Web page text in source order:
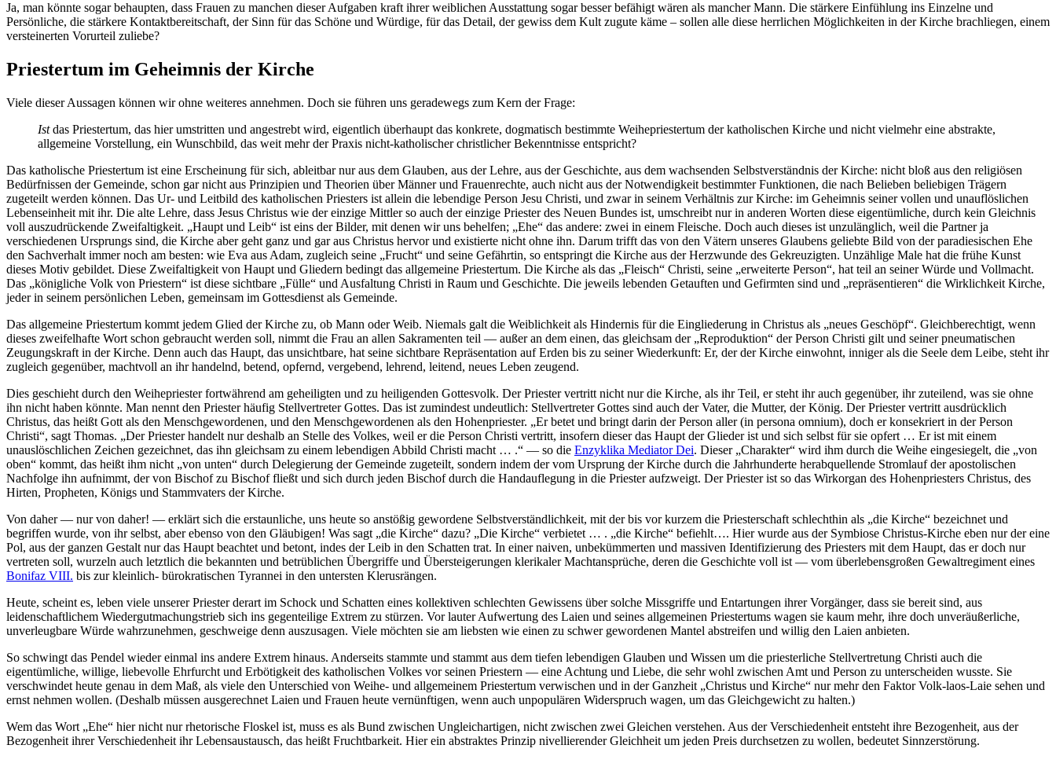
Ja, man könnte sogar behaupten, dass Frauen zu manchen dieser Aufgaben kraft ihrer weiblichen Ausstattung sogar besser befähigt wären als mancher Mann. Die stärkere Einfühlung ins Einzelne und
Persönliche, die stärkere Kontaktbereitschaft, der Sinn für das Schöne und Würdige, für das Detail, der gewiss dem Kult zugute käme – sollen alle diese herrlichen Möglichkeiten in der Kirche brachliegen, einem
versteinerten Vorurteil zuliebe?
Priestertum im Geheimnis der Kirche
Viele dieser Aussagen können wir ohne weiteres annehmen. Doch sie führen uns geradewegs zum Kern der Frage:
Istdas Priestertum, das hier umstritten und angestrebt wird, eigentlich überhaupt das konkrete, dogmatisch bestimmte Weihepriestertum der katholischen Kirche und nicht vielmehr eine abstrakte,
allgemeine Vorstellung, ein Wunschbild, das weit mehr der Praxis nicht-katholischer christlicher Bekenntnisse entspricht?
Das katholische Priestertum ist eine Erscheinung für sich, ableitbar nur aus dem Glauben, aus der Lehre, aus der Geschichte, aus dem wachsenden Selbstverständnis der Kirche: nicht bloß aus den religiösen
Bedürfnissen der Gemeinde, schon gar nicht aus Prinzipien und Theorien über Männer und Frauenrechte, auch nicht aus der Notwendigkeit bestimmter Funktionen, die nach Belieben beliebigen Trägern
zugeteilt werden können. Das Ur- und Leitbild des katholischen Priesters ist allein die lebendige Person Jesu Christi, und zwar in seinem Verhältnis zur Kirche: im Geheimnis seiner vollen und unauflöslichen
Lebenseinheit mit ihr. Die alte Lehre, dass Jesus Christus wie der einzige Mittler so auch der einzige Priester des Neuen Bundes ist, umschreibt nur in anderen Worten diese eigentümliche, durch kein Gleichnis
voll auszudrückende Zweifaltigkeit. „Haupt und Leib“ ist eins der Bilder, mit denen wir uns behelfen; „Ehe“ das andere: zwei in einem Fleische. Doch auch dieses ist unzulänglich, weil die Partner ja
verschiedenen Ursprungs sind, die Kirche aber geht ganz und gar aus Christus hervor und existierte nicht ohne ihn. Darum trifft das von den Vätern unseres Glaubens geliebte Bild von der paradiesischen Ehe
den Sachverhalt immer noch am besten: wie Eva aus Adam, zugleich seine „Frucht“ und seine Gefährtin, so entspringt die Kirche aus der Herzwunde des Gekreuzigten. Unzählige Male hat die frühe Kunst
dieses Motiv gebildet. Diese Zweifaltigkeit von Haupt und Gliedern bedingt das allgemeine Priestertum. Die Kirche als das „Fleisch“ Christi, seine „erweiterte Person“, hat teil an seiner Würde und Vollmacht.
Das „königliche Volk von Priestern“ ist diese sichtbare „Fülle“ und Ausfaltung Christi in Raum und Geschichte. Die jeweils lebenden Getauften und Gefirmten sind und „repräsentieren“ die Wirklichkeit Kirche,
jeder in seinem persönlichen Leben, gemeinsam im Gottesdienst als Gemeinde.
Das allgemeine Priestertum kommt jedem Glied der Kirche zu, ob Mann oder Weib. Niemals galt die Weiblichkeit als Hindernis für die Eingliederung in Christus als „neues Geschöpf“. Gleichberechtigt, wenn
dieses zweifelhafte Wort schon gebraucht werden soll, nimmt die Frau an allen Sakramenten teil — außer an dem einen, das gleichsam der „Reproduktion“ der Person Christi gilt und seiner pneumatischen
Zeugungskraft in der Kirche. Denn auch das Haupt, das unsichtbare, hat seine sichtbare Repräsentation auf Erden bis zu seiner Wiederkunft: Er, der der Kirche einwohnt, inniger als die Seele dem Leibe, steht ihr
zugleich gegenüber, machtvoll an ihr handelnd, betend, opfernd, vergebend, lehrend, leitend, neues Leben zeugend.
Dies geschieht durch den Weihepriester fortwährend am geheiligten und zu heiligenden Gottesvolk. Der Priester vertritt nicht nur die Kirche, als ihr Teil, er steht ihr auch gegenüber, ihr zuteilend, was sie ohne
ihn nicht haben könnte. Man nennt den Priester häufig Stellvertreter Gottes. Das ist zumindest undeutlich: Stellvertreter Gottes sind auch der Vater, die Mutter, der König. Der Priester vertritt ausdrücklich
Christus, das heißt Gott als den Menschgewordenen, und den Menschgewordenen als den Hohenpriester. „Er betet und bringt darin der Person aller (in persona omnium), doch er konsekriert in der Person
Christi“, sagt Thomas. „Der Priester handelt nur deshalb an Stelle des Volkes, weil er die Person Christi vertritt, insofern dieser das Haupt der Glieder ist und sich selbst für sie opfert … Er ist mit einem
unauslöschlichen Zeichen gezeichnet, das ihn gleichsam zu einem lebendigen Abbild Christi macht … .“ — so die Enzyklika Mediator Dei. Dieser „Charakter“ wird ihm durch die Weihe eingesiegelt, die „von
oben“ kommt, das heißt ihm nicht „von unten“ durch Delegierung der Gemeinde zugeteilt, sondern indem der vom Ursprung der Kirche durch die Jahrhunderte herabquellende Stromlauf der apostolischen
Nachfolge ihn aufnimmt, der von Bischof zu Bischof fließt und sich durch jeden Bischof durch die Handauflegung in die Priester aufzweigt. Der Priester ist so das Wirkorgan des Hohenpriesters Christus, des
Hirten, Propheten, Königs und Stammvaters der Kirche.
Von daher — nur von daher! — erklärt sich die erstaunliche, uns heute so anstößig gewordene Selbstverständlichkeit, mit der bis vor kurzem die Priesterschaft schlechthin als „die Kirche“ bezeichnet und
begriffen wurde, von ihr selbst, aber ebenso von den Gläubigen! Was sagt „die Kirche“ dazu? „Die Kirche“ verbietet … . „die Kirche“ befiehlt…. Hier wurde aus der Symbiose Christus-Kirche eben nur der eine
Pol, aus der ganzen Gestalt nur das Haupt beachtet und betont, indes der Leib in den Schatten trat. In einer naiven, unbekümmerten und massiven Identifizierung des Priesters mit dem Haupt, das er doch nur
vertreten soll, wurzeln auch letztlich die bekannten und betrüblichen Übergriffe und Übersteigerungen klerikaler Machtansprüche, deren die Geschichte voll ist — vom überlebensgroßen Gewaltregiment eines
Bonifaz VIII. bis zur kleinlich- bürokratischen Tyrannei in den untersten Klerusrängen.
Heute, scheint es, leben viele unserer Priester derart im Schock und Schatten eines kollektiven schlechten Gewissens über solche Missgriffe und Entartungen ihrer Vorgänger, dass sie bereit sind, aus
leidenschaftlichem Wiedergutmachungstrieb sich ins gegenteilige Extrem zu stürzen. Vor lauter Aufwertung des Laien und seines allgemeinen Priestertums wagen sie kaum mehr, ihre doch unveräußerliche,
unverleugbare Würde wahrzunehmen, geschweige denn auszusagen. Viele möchten sie am liebsten wie einen zu schwer gewordenen Mantel abstreifen und willig den Laien anbieten.
So schwingt das Pendel wieder einmal ins andere Extrem hinaus. Anderseits stammte und stammt aus dem tiefen lebendigen Glauben und Wissen um die priesterliche Stellvertretung Christi auch die
eigentümliche, willige, liebevolle Ehrfurcht und Erbötigkeit des katholischen Volkes vor seinen Priestern — eine Achtung und Liebe, die sehr wohl zwischen Amt und Person zu unterscheiden wusste. Sie
verschwindet heute genau in dem Maß, als viele den Unterschied von Weihe- und allgemeinem Priestertum verwischen und in der Ganzheit „Christus und Kirche“ nur mehr den Faktor Volk-laos-Laie sehen und
ernst nehmen wollen. (Deshalb müssen ausgerechnet Laien und Frauen heute vernünftigen, wenn auch unpopulären Widerspruch wagen, um das Gleichgewicht zu halten.)
Wem das Wort „Ehe“ hier nicht nur rhetorische Floskel ist, muss es als Bund zwischen Ungleichartigen, nicht zwischen zwei Gleichen verstehen. Aus der Verschiedenheit entsteht ihre Bezogenheit, aus der
Bezogenheit ihrer Verschiedenheit ihr Lebensaustausch, das heißt Fruchtbarkeit. Hier ein abstraktes Prinzip nivellierender Gleichheit um jeden Preis durchsetzen zu wollen, bedeutet Sinnzerstörung.